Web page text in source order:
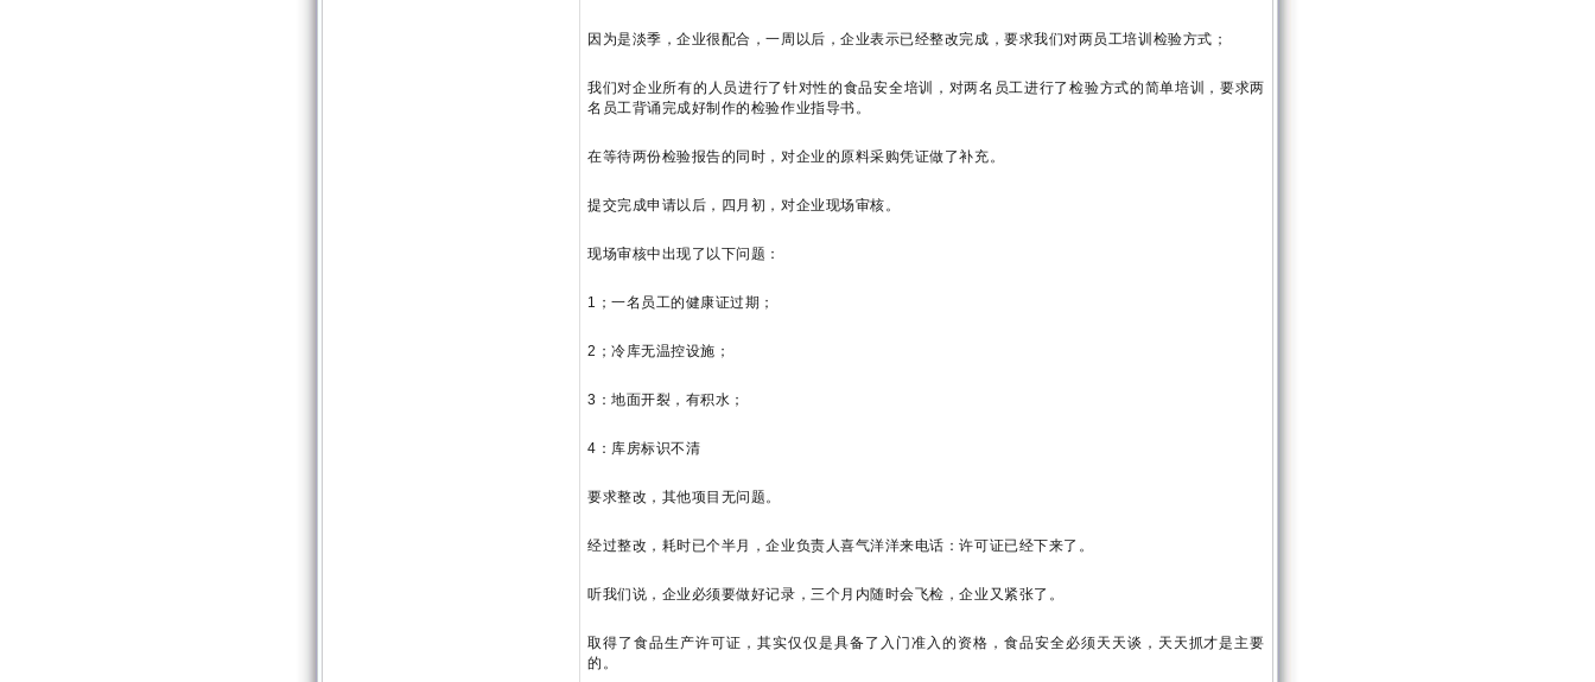
因为是淡季，企业很配合，一周以后，企业表示已经整改完成，要求我们对两员工培训检验方式；
我们对企业所有的人员进行了针对性的食品安全培训，对两名员工进行了检验方式的简单培训，要求两
名员工背诵完成好制作的检验作业指导书。
在等待两份检验报告的同时，对企业的原料采购凭证做了补充。
提交完成申请以后，四月初，对企业现场审核。
现场审核中出现了以下问题：
1；一名员工的健康证过期；
2；冷库无温控设施；
3：地面开裂，有积水；
4：库房标识不清
要求整改，其他项目无问题。
经过整改，耗时已个半月，企业负责人喜气洋洋来电话：许可证已经下来了。
听我们说，企业必须要做好记录，三个月内随时会飞检，企业又紧张了。
取得了食品生产许可证，其实仅仅是具备了入门准入的资格，食品安全必须天天谈，天天抓才是主要
的。